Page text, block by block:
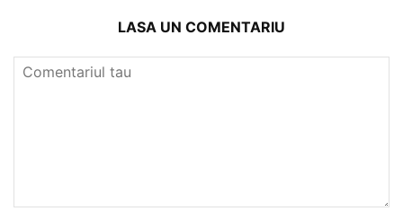
LASA UN COMENTARIU